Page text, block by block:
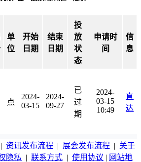
单
位
开始
日期
结束
日期
投
放
状
态
申请时
间
信
息
点
2024-
03-15
2024-
09-27
已
过
期
2024-
03-15
10:49
直
达
| 资讯发布流程 | 展会发布流程 | 关于
隐私 | 联系方式 | 使用协议 | 网站地